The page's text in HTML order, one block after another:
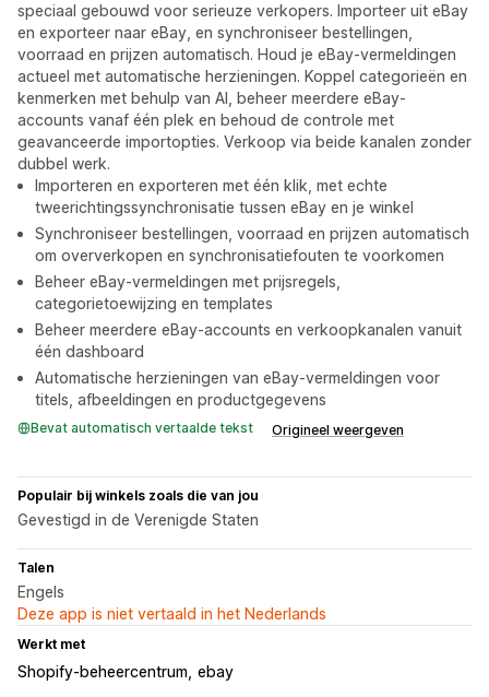
speciaal gebouwd voor serieuze verkopers. Importeer uit eBay
en exporteer naar eBay, en synchroniseer bestellingen,
voorraad en prijzen automatisch. Houd je eBay-vermeldingen
actueel met automatische herzieningen. Koppel categorieën en
kenmerken met behulp van AI, beheer meerdere eBay-
accounts vanaf één plek en behoud de controle met
geavanceerde importopties. Verkoop via beide kanalen zonder
dubbel werk.
Importeren en exporteren met één klik, met echte
tweerichtingssynchronisatie tussen eBay en je winkel
Synchroniseer bestellingen, voorraad en prijzen automatisch
om oververkopen en synchronisatiefouten te voorkomen
Beheer eBay-vermeldingen met prijsregels,
categorietoewijzing en templates
Beheer meerdere eBay-accounts en verkoopkanalen vanuit
één dashboard
Automatische herzieningen van eBay-vermeldingen voor
titels, afbeeldingen en productgegevens
Bevat automatisch vertaalde tekst Origineel weergeven
Populair bij winkels zoals die van jou
Gevestigd in de Verenigde Staten
Talen
Engels
Deze app is niet vertaald in het Nederlands
Werkt met
Shopify-beheercentrum ebay